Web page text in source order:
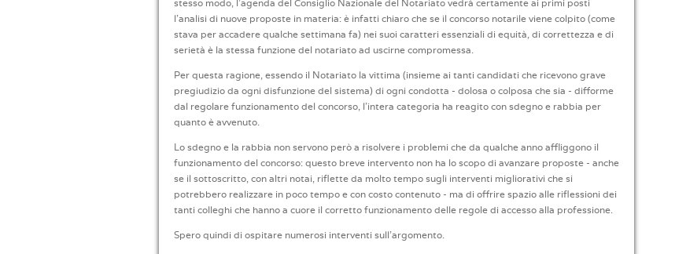
stesso modo, l'agenda del Consiglio Nazionale del Notariato vedrà certamente ai primi posti
l'analisi di nuove proposte in materia: è infatti chiaro che se il concorso notarile viene colpito (come
stava per accadere qualche settimana fa) nei suoi caratteri essenziali di equità, di correttezza e di
serietà è la stessa funzione del notariato ad uscirne compromessa.
Per questa ragione, essendo il Notariato la vittima (insieme ai tanti candidati che ricevono grave
pregiudizio da ogni disfunzione del sistema) di ogni condotta - dolosa o colposa che sia - difforme
dal regolare funzionamento del concorso, l'intera categoria ha reagito con sdegno e rabbia per
quanto è avvenuto.
Lo sdegno e la rabbia non servono però a risolvere i problemi che da qualche anno affliggono il
funzionamento del concorso: questo breve intervento non ha lo scopo di avanzare proposte - anche
se il sottoscritto, con altri notai, riflette da molto tempo sugli interventi migliorativi che si
potrebbero realizzare in poco tempo e con costo contenuto - ma di offrire spazio alle riflessioni dei
tanti colleghi che hanno a cuore il corretto funzionamento delle regole di accesso alla professione.
Spero quindi di ospitare numerosi interventi sull'argomento.